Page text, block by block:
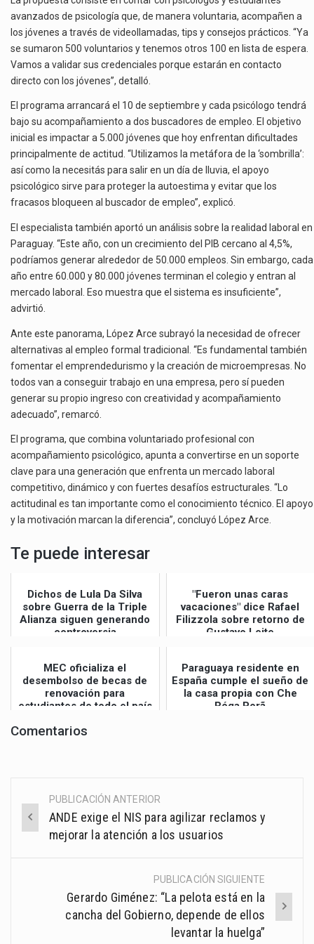
avanzados de psicología que, de manera voluntaria, acompañen a
los jóvenes a través de videollamadas, tips y consejos prácticos. “Ya
se sumaron 500 voluntarios y tenemos otros 100 en lista de espera.
Vamos a validar sus credenciales porque estarán en contacto
directo con los jóvenes”, detalló.
El programa arrancará el 10 de septiembre y cada psicólogo tendrá
bajo su acompañamiento a dos buscadores de empleo. El objetivo
inicial es impactar a 5.000 jóvenes que hoy enfrentan dificultades
principalmente de actitud. “Utilizamos la metáfora de la ‘sombrilla’:
así como la necesitás para salir en un día de lluvia, el apoyo
psicológico sirve para proteger la autoestima y evitar que los
fracasos bloqueen al buscador de empleo”, explicó.
El especialista también aportó un análisis sobre la realidad laboral en
Paraguay. “Este año, con un crecimiento del PIB cercano al 4,5%,
podríamos generar alrededor de 50.000 empleos. Sin embargo, cada
año entre 60.000 y 80.000 jóvenes terminan el colegio y entran al
mercado laboral. Eso muestra que el sistema es insuficiente”,
advirtió.
Ante este panorama, López Arce subrayó la necesidad de ofrecer
alternativas al empleo formal tradicional. “Es fundamental también
fomentar el emprendedurismo y la creación de microempresas. No
todos van a conseguir trabajo en una empresa, pero sí pueden
generar su propio ingreso con creatividad y acompañamiento
adecuado”, remarcó.
El programa, que combina voluntariado profesional con
acompañamiento psicológico, apunta a convertirse en un soporte
clave para una generación que enfrenta un mercado laboral
competitivo, dinámico y con fuertes desafíos estructurales. “Lo
actitudinal es tan importante como el conocimiento técnico. El apoyo
y la motivación marcan la diferencia”, concluyó López Arce.
Te puede interesar
Dichos de Lula Da Silva
sobre Guerra de la Triple
Alianza siguen generando
controversia
"Fueron unas caras
vacaciones" dice Rafael
Filizzola sobre retorno de
Gustavo Leite
MEC oficializa el
desembolso de becas de
renovación para
estudiantes de todo el país
Paraguaya residente en
España cumple el sueño de
la casa propia con Che
Róga Porã
Comentarios
Post
navigation
PUBLICACIÓN ANTERIOR
ANDE exige el NIS para agilizar reclamos y
mejorar la atención a los usuarios
PUBLICACIÓN SIGUIENTE
Gerardo Giménez: “La pelota está en la
cancha del Gobierno, depende de ellos
levantar la huelga”